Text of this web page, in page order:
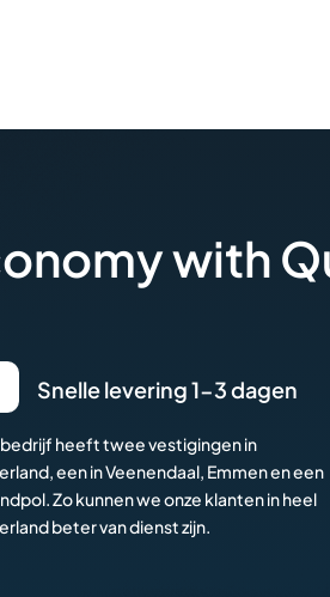
with
Snelle levering 1-3 dagen
heeft twee vestigingen in
een in Veenendaal, Emmen en een
Zo kunnen we onze klanten in heel
beter van dienst zijn.